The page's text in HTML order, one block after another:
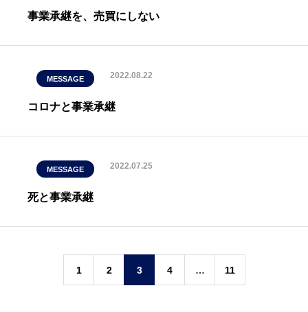
事業承継を、売買にしない
MESSAGE 2022.08.22
コロナと事業承継
MESSAGE 2022.07.25
死と事業承継
1 2 3 4 … 11